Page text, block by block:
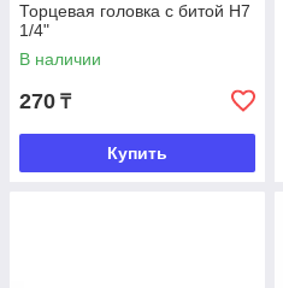
Торцевая головка с битой H7
1/4"
В наличии
270 ₸
Купить